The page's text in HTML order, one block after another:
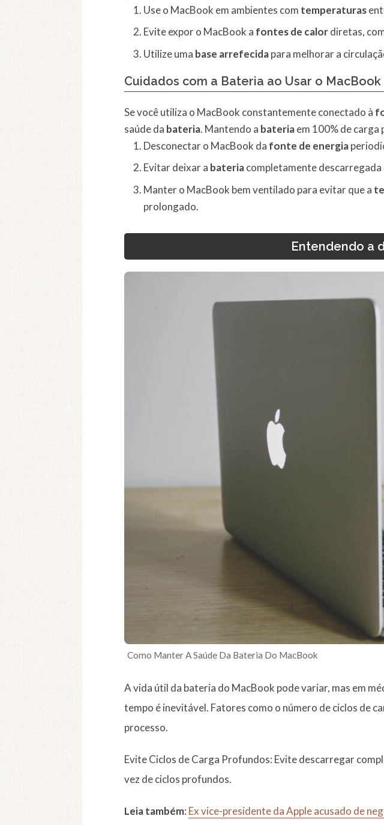
Use o MacBook em ambientes com temperaturas
Evite expor o MacBook a fontes de calordiretas,
Utilize uma base arrefecidapara melhorar a
Cuidados com a Bateria ao Usar o
Se você utiliza o MacBook constantemente conectado à
saúde da bateria. Mantendo a bateriaem 100% de carga
Desconectar o MacBook da fonte de energia
Evitar deixar a bateriacompletamente
Manter o MacBook bem ventilado para evitar que a
prolongado.
Entendendo a
Como Manter A Saúde Da Bateria Do MacBook
A vida útil da bateria do MacBook pode variar, mas em
tempo é inevitável. Fatores como o número de ciclos de
processo.
Evite Ciclos de Carga Profundos: Evite descarregar
vez de ciclos profundos.
Leia também: Ex vice-presidente da Apple acusado de